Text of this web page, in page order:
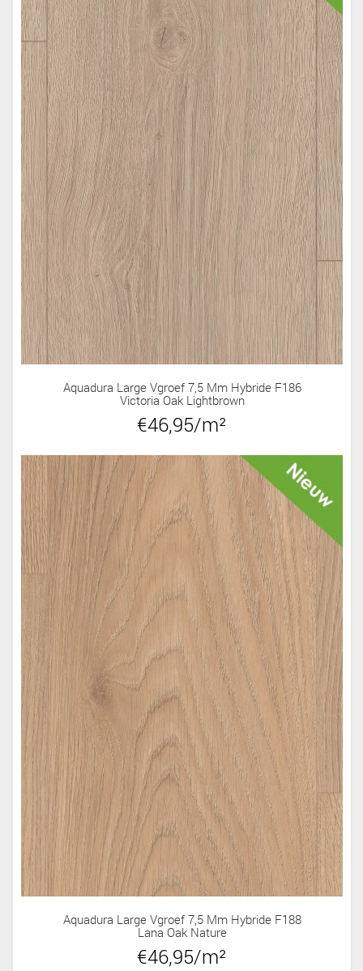
Aquadura Large Vgroef 7,5 Mm Hybride F186
Victoria Oak Lightbrown
€46,95/m²
Aquadura Large Vgroef 7,5 Mm Hybride F188
Lana Oak Nature
€46,95/m²